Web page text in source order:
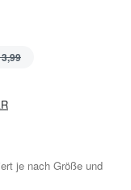
je nach Größe und